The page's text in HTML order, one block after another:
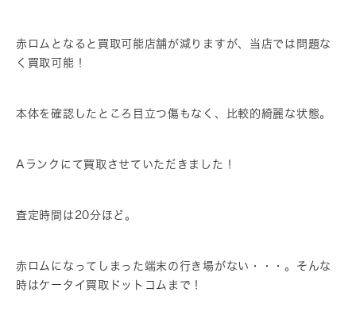
赤ロムとなると買取可能店舗が減りますが、当店では問題な
く買取可能！
本体を確認したところ目立つ傷もなく、比較的綺麗な状態。
Aランクにて買取させていただきました！
査定時間は20分ほど。
赤ロムになってしまった端末の行き場がない・・・。そんな
時はケータイ買取ドットコムまで！